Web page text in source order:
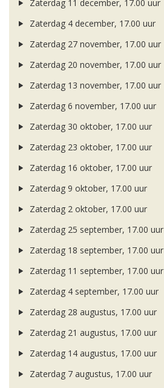
Zaterdag 11 december, 17.00 uur
Zaterdag 4 december, 17.00 uur
Zaterdag 27 november, 17.00 uur
Zaterdag 20 november, 17.00 uur
Zaterdag 13 november, 17.00 uur
Zaterdag 6 november, 17.00 uur
Zaterdag 30 oktober, 17.00 uur
Zaterdag 23 oktober, 17.00 uur
Zaterdag 16 oktober, 17.00 uur
Zaterdag 9 oktober, 17.00 uur
Zaterdag 2 oktober, 17.00 uur
Zaterdag 25 september, 17.00 uur
Zaterdag 18 september, 17.00 uur
Zaterdag 11 september, 17.00 uur
Zaterdag 4 september, 17.00 uur
Zaterdag 28 augustus, 17.00 uur
Zaterdag 21 augustus, 17.00 uur
Zaterdag 14 augustus, 17.00 uur
Zaterdag 7 augustus, 17.00 uur